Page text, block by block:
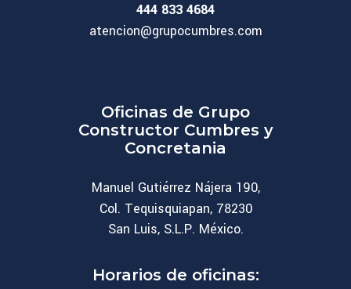
444 833 4684
atencion@grupocumbres.com
Oficinas de Grupo
Constructor Cumbres y
Concretania
Manuel Gutiérrez Nájera 190,
Col. Tequisquiapan, 78230
San Luis, S.L.P. México.
Horarios de oficinas: